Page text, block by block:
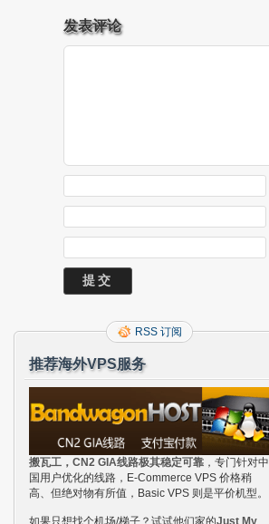
发表评论
RSS 订阅
推荐海外VPS服务
搬瓦工，CN2 GIA线路极其稳定可靠 ，专门针对中
国用户优化的线路，E-Commerce VPS 价格稍
高、但绝对物有所值，Basic VPS 则是平价机型。
如果只想找个机场/梯子？试试他们家的Just My